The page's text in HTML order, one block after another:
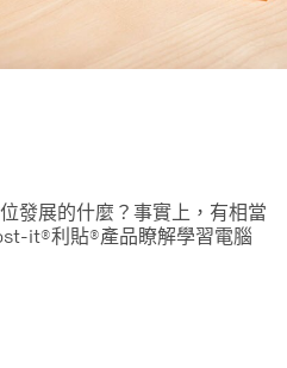
發展的什麼？事實上，有相當
it®利貼®產品瞭解學習電腦